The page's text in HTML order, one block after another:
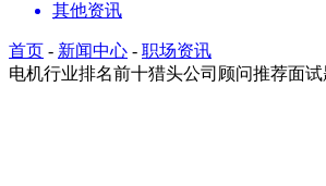
其他资讯
首页 - 新闻中心 - 职场资讯
电机行业排名前十猎头公司顾问推荐面